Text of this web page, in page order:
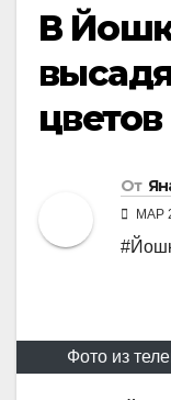
В
цветов
От
МАР
Фото из